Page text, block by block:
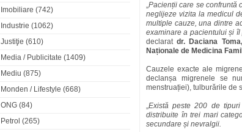
Imobiliare (742)
Industrie (1062)
Justiţie (610)
Media / Publicitate (1409)
Mediu (875)
Monden / Lifestyle (668)
ONG (84)
Petrol (265)
„Pacienții care se confruntă
neglijeze vizita la medicul
multiple cauze, una dintre
examinare a pacientului și
declaratdr. Daciana
Naționale de Medicina
Cauzele exacte ale
declanșa migrenele se
menstruației), tulburările de
„Există peste 200 de
distribuite în trei mari
secundare și nevralgii.